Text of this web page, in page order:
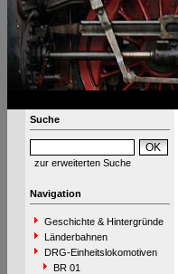
Suche
zur erweiterten Suche
Navigation
Geschichte & Hintergründe
Länderbahnen
DRG-Einheitslokomotiven
BR 01